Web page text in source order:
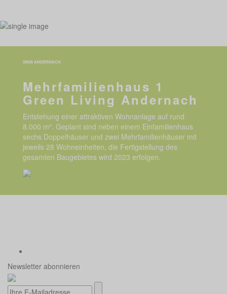
56626 ANDERNACH
Mehrfamilienhaus 1
Green Living Andernach
Entstehung einer attraktiven Wohnanlage auf rund
8.000 m². Geplant sind neben einem Einfamilienhaus
sechs Doppelhäuser und zwei Mehrfamilienhäuser mit
jeweils 28 Wohneinheiten, die Fertigstellung des
gesamten Baugebietes wird 2023 erfolgen.
Newsletter abonnieren